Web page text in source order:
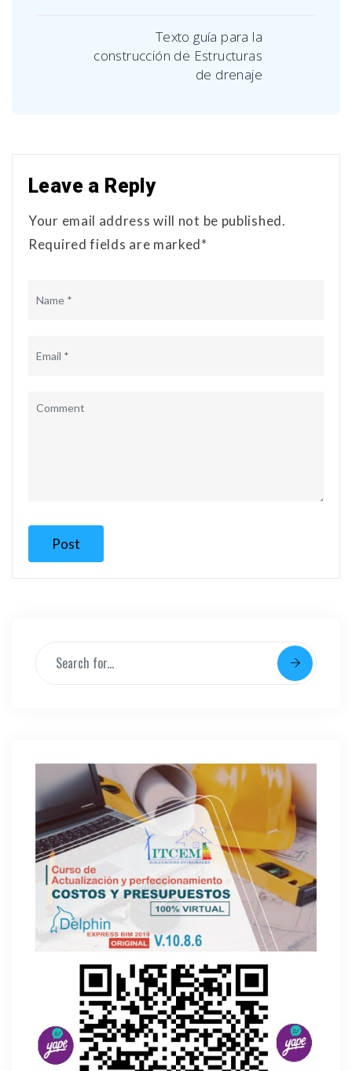
Texto guía para la
construcción de Estructuras
de drenaje
Leave a Reply
Your email address will not be published.
Required fields are marked*